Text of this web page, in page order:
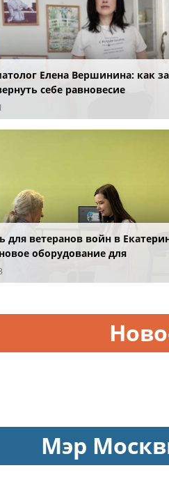
Елена Вершинина: как
себе равновесие
для ветеранов войн в
оборудование для
Мэр